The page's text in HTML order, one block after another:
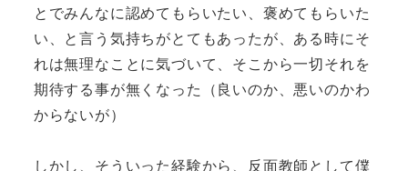
とでみんなに認めてもらいたい、褒めてもらいた
い、と言う気持ちがとてもあったが、ある時にそ
れは無理なことに気づいて、そこから一切それを
期待する事が無くなった（良いのか、悪いのかわ
からないが）
しかし、そういった経験から、反面教師として僕